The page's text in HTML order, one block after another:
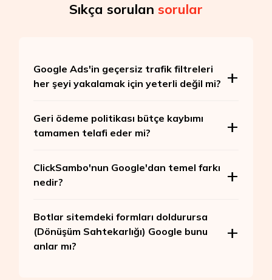
Sıkça sorulan sorular
Google Ads'in geçersiz trafik filtreleri
her şeyi yakalamak için yeterli değil mi?
Geri ödeme politikası bütçe kaybımı
tamamen telafi eder mi?
ClickSambo'nun Google'dan temel farkı
nedir?
Botlar sitemdeki formları doldurursa
(Dönüşüm Sahtekarlığı) Google bunu
anlar mı?